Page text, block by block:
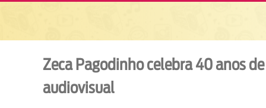
Zeca Pagodinho celebra 40 anos
audiovisual